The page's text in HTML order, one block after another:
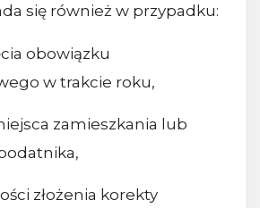
się również w przypadku:
obowiązku
w trakcie roku,
zamieszkania lub
złożenia korekty